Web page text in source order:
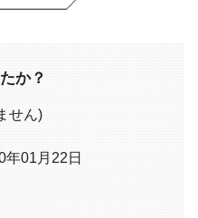
か？
せん)
年01月22日